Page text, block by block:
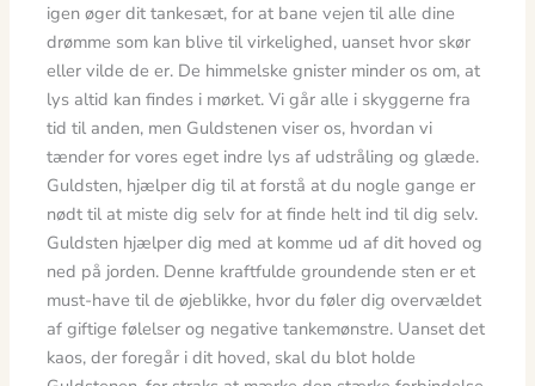
igen øger dit tankesæt, for at bane vejen til alle dine
drømme som kan blive til virkelighed, uanset hvor skør
eller vilde de er. De himmelske gnister minder os om, at
lys altid kan findes i mørket. Vi går alle i skyggerne fra
tid til anden, men Guldstenen viser os, hvordan vi
tænder for vores eget indre lys af udstråling og glæde.
Guldsten, hjælper dig til at forstå at du nogle gange er
nødt til at miste dig selv for at finde helt ind til dig selv.
Guldsten hjælper dig med at komme ud af dit hoved og
ned på jorden. Denne kraftfulde groundende sten er et
must-have til de øjeblikke, hvor du føler dig overvældet
af giftige følelser og negative tankemønstre. Uanset det
kaos, der foregår i dit hoved, skal du blot holde